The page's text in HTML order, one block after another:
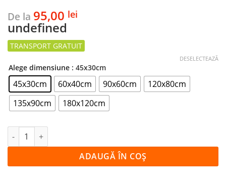
De la 95,00 lei
undefined
Alege dimensiune : 45x30cm
45x30cm 60x40cm 90x60cm
120x80cm
135x90cm
180x120cm
DESELECTEAZĂ
Cantitate Tablou MOJITO
ADAUGĂ ÎN COȘ